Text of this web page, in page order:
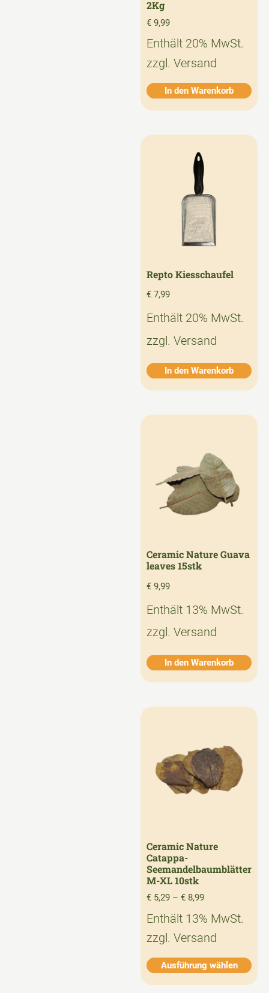
2Kg
€ 9,99
Enthält 20% MwSt.
zzgl. Versand
In den Warenkorb
Repto Kiesschaufel
€ 7,99
Enthält 20% MwSt.
zzgl. Versand
In den Warenkorb
Ceramic Nature Guava
leaves 15stk
€ 9,99
Enthält 13% MwSt.
zzgl. Versand
In den Warenkorb
Ceramic Nature
Catappa-
Seemandelbaumblätter
M-XL 10stk
€ 5,29 – € 8,99
Enthält 13% MwSt.
zzgl. Versand
Ausführung wählen